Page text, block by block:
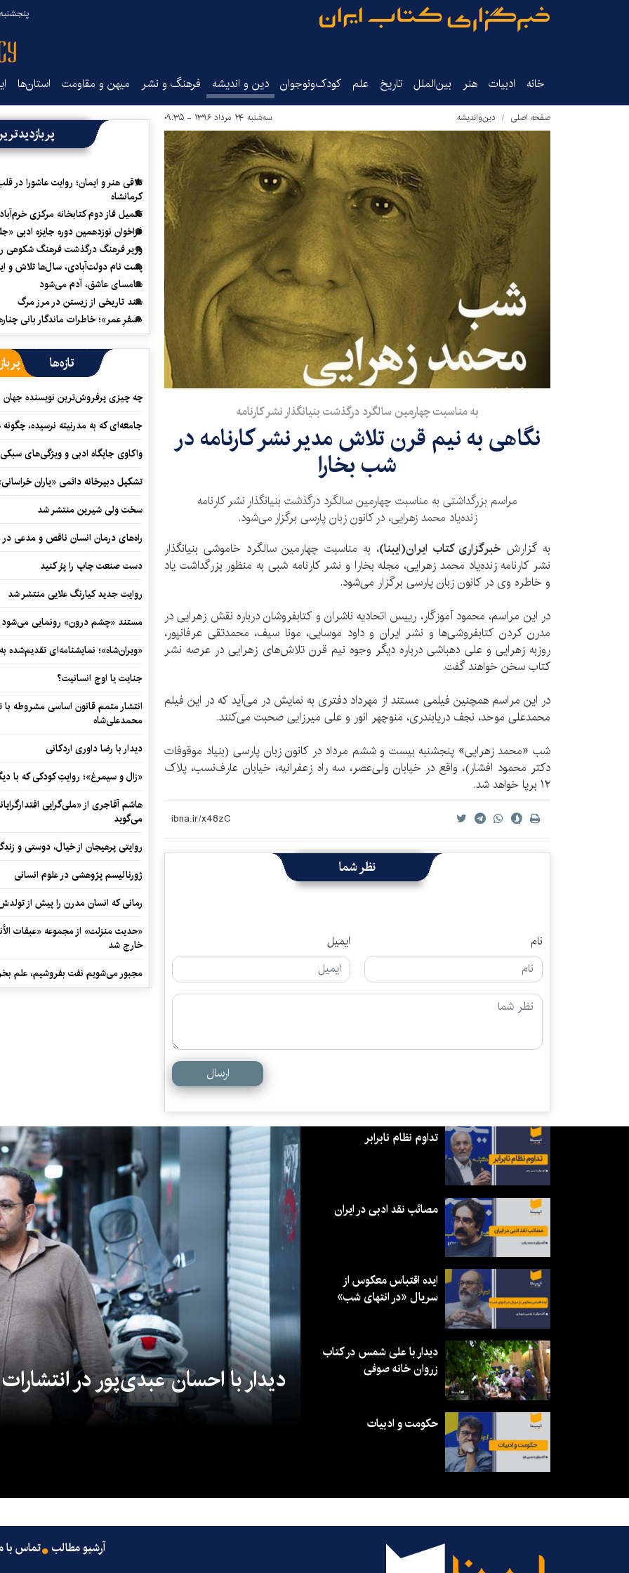
پنجشنبه ۱۵ مرداد
خانه ادبیات هنر بین‌الملل تاریخ‌ علم کودک‌ونوجوان دین و اندیشه فرهنگ و نشر میهن و مقاومت استان‌ها
صفحه اصلی دین‌واندیشه سه‌شنبه ۲۴ مرداد ۱۳۹۶ - ۰۹:۳۵
به مناسبت چهارمین سالگرد درگذشت بنیانگذار نشر کارنامه
نگاهی به نیم قرن تلاش مدیر نشر کارنامه در
شب بخارا
مراسم بزرگداشتی به مناسبت چهارمین سالگرد درگذشت بنیانگذار نشر کارنامه
زنده‌یاد محمد زهرایی، در کانون زبان پارسی برگزار می‌شود.
به گزارش خبرگزاری کتاب ایران(ایبنا)، به مناسبت چهارمین سالگرد خاموشی بنیانگذار
نشر کارنامه زنده‌یاد محمد زهرایی، مجله بخارا و نشر کارنامه شبی به منظور بزرگداشت یاد
و خاطره وی در کانون زبان پارسی برگزار می‌شود.
در این مراسم، محمود آموزگار، رییس اتحادیه ناشران و کتابفروشان درباره نقش زهرایی در
مدرن کردن کتابفروشی‌ها و نشر ایران و داود موسایی، مونا سیف، محمدتقی عرفانپور،
روزبه زهرایی و علی دهباشی درباره دیگر وجوه نیم قرن تلاش‌های زهرایی در عرصه نشر
کتاب سخن خواهند گفت.
در این مراسم همچنین فیلمی مستند از مهرداد دفتری به نمایش در می‌آید که در این فیلم
محمدعلی موحد، نجف دریابندری، منوچهر انور و علی میرزایی صحبت می‌کنند.
شب «محمد زهرایی» پنجشنبه بیست و ششم مرداد در کانون زبان پارسی (بنیاد موقوفات
دکتر محمود افشار)، واقع در خیابان ولی‌عصر، سه راه زعفرانیه، خیابان عارف‌نسب، پلاک
۱۲ برپا خواهد شد.
نظر شما
نام ایمیل
ارسال
تلاقی هنر و ایمان؛ روایت عاشورا در
کرمانشاه
تکمیل فاز دوم کتابخانه مرکزی
فراخوان نوزدهمین دوره جایزه ادبی
وزیر فرهنگ درگذشت فرهنگ شکوهی
پشت نام دولت‌آبادی، سال‌ها تلاش و
سامسای عاشق، آدم می‌شود
سند تاریخی از زیستن در مرز مرگ
«سفرِ عمر»؛ خاطرات ماندگار بانی
تازه‌ها
چه چیزی پرفروش‌ترین نویسنده جهان
جامعه‌ای که به مدرنیته نرسیده،
واکاوی جایگاه ادبی و ویژگی‌های
تشکیل دبیرخانه دائمی «یاران
سخت ولی شیرین منتشر شد
راه‌های درمان انسان ناقص و مدعی
دست صنعت چاپ را پرُ کنید
روایت جدید کیارنگ علایی منتشر شد
مستند «چشم درون» رونمایی می‌شود
«ویران‌شاه»؛ نمایشنامه‌ای تقدیم‌شده
جنایت یا اوج انسانیت؟
انتشار متمم قانون اساسی مشروطه
محمدعلی‌شاه
دیدار با رضا داوری اردکانی
«زال و سیمرغ»؛ روایتِ کودکی که با
هاشم آقاجری از «ملی‌گرایی
می‌گوید
روایتی پرهیجان از خیال، دوستی و
ژورنالیسم پژوهشی در علوم انسانی
رمانی که انسان مدرن را پیش از
«حدیث منزلت» از مجموعه «عبقات
خارج شد
مجبور می‌شویم نفت بفروشیم، علم
دیدار با احسان عبدی‌پور در
تداوم نظام نابرابر
مصائب نقد ادبی در ایران
ایده اقتباس معکوس از
سریال «در انتهای شب»
دیدار با علی شمس در کتاب
زروان خانه صوفی
حکومت و ادبیات
آرشیو مطالب تماس با